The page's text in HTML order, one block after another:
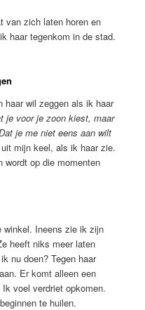
van zich laten horen en
haar tegenkom in de stad.
haar wil zeggen als ik haar
je voor je zoon kiest, maar
je me niet eens aan wilt
mijn keel, als ik haar zie.
wordt op die momenten
winkel. Ineens zie ik zijn
heeft niks meer laten
nu doen? Tegen haar
Er komt alleen een
voel verdriet opkomen.
te huilen.